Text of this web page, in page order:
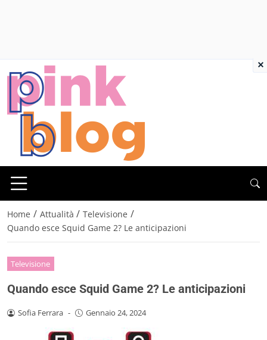
Home / Attualità / Televisione /
Quando esce Squid Game 2? Le anticipazioni
Televisione
Quando esce Squid Game 2? Le anticipazioni
Sofia Ferrara - Gennaio 24, 2024
×